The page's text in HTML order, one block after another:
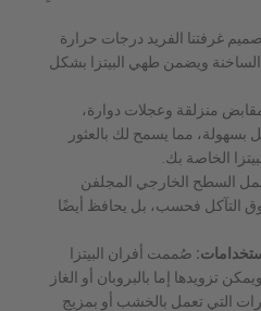
غرفتنا الفريد درجات حرارة
ويضمن طهي البيتزا بشكل
منزلقة وعجلات دوارة،
بسهولة، مما يسمح لك بالعثور
الخاصة بك.
السطح الخارجي المجلفن
التآكل فحسب، بل يحافظ أيضًا
صُممت أفران البيتزا
تزويدها إما بالبروبان أو الغاز
التي تعمل بالخشب أو بمزيج